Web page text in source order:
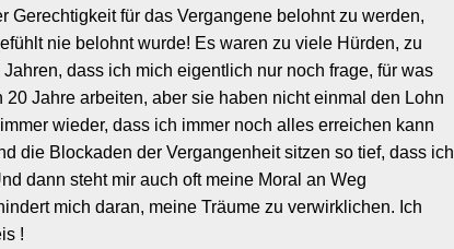
Gerechtigkeit für das Vergangene belohnt zu werden,
nie belohnt wurde! Es waren zu viele Hürden, zu
dass ich mich eigentlich nur noch frage, für was
Jahre arbeiten, aber sie haben nicht einmal den Lohn
wieder, dass ich immer noch alles erreichen kann
die Blockaden der Vergangenheit sitzen so tief, dass ich
dann steht mir auch oft meine Moral an Weg
mich daran, meine Träume zu verwirklichen. Ich
!